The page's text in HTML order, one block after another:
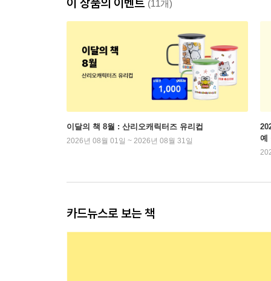
(11개)
이달의 책 8월 : 산리오캐릭터즈 유리컵
2026년 08월 01일 ~ 2026년 08월 31일
예
카드뉴스로 보는 책